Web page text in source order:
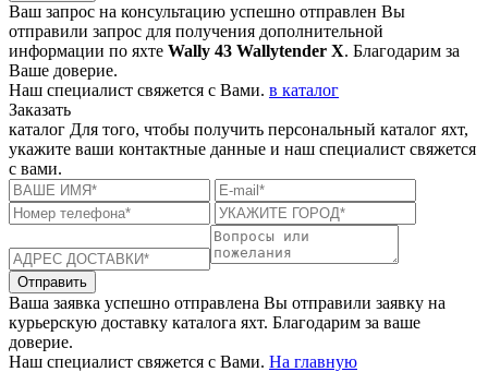
Ваш запрос на консультацию успешно отправлен Вы
отправили запрос для получения дополнительной
информации по яхте Wally 43 Wallytender X. Благодарим за
Ваше доверие.
Наш специалист свяжется с Вами. в каталог
Заказать
каталог Для того, чтобы получить персональный каталог яхт,
укажите ваши контактные данные и наш специалист свяжется
с вами.
Отправить
Ваша заявка успешно отправлена Вы отправили заявку на
курьерскую доставку каталога яхт. Благодарим за ваше
доверие.
Наш специалист свяжется с Вами. На главную